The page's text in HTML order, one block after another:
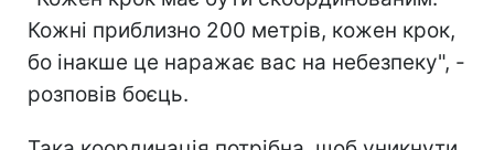
Кожні приблизно 200 метрів, кожен крок,
бо інакше це наражає вас на небезпеку", -
розповів боєць.